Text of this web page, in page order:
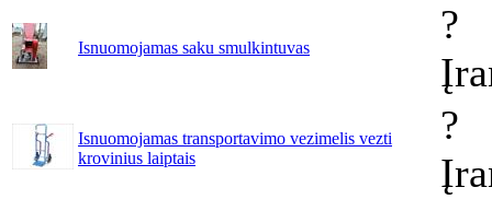
Isnuomojamas saku smulkintuvas
?
Isnuomojamas transportavimo vezimelis vezti
krovinius laiptais
?